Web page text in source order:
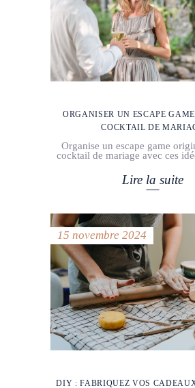
ORGANISER UN ESCAPE
COCKTAIL DE
Organise un escape game
cocktail de mariage avec ces
Lire la suite
15 novembre 2024
DIY : FABRIQUEZ VOS